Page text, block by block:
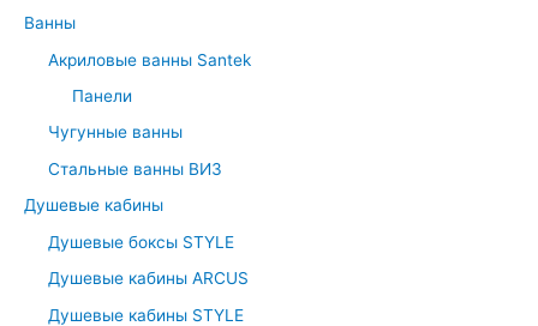
Ванны
Акриловые ванны Santek
Панели
Чугунные ванны
Стальные ванны ВИЗ
Душевые кабины
Душевые боксы STYLE
Душевые кабины ARCUS
Душевые кабины STYLE